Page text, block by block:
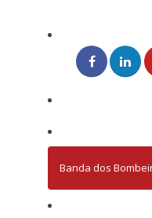
Banda dos